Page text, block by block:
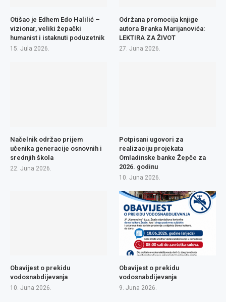
Otišao je Edhem Edo Halilić –
vizionar, veliki žepački
humanist i istaknuti poduzetnik
15. Jula 2026.
Održana promocija knjige
autora Branka Marijanovića:
LEKTIRA ZA ŽIVOT
27. Juna 2026.
Načelnik održao prijem
učenika generacije osnovnih i
srednjih škola
22. Juna 2026.
Potpisani ugovori za
realizaciju projekata
Omladinske banke Žepče za
2026. godinu
10. Juna 2026.
Obavijest o prekidu
vodosnabdijevanja
10. Juna 2026.
Obavijest o prekidu
vodosnabdijevanja
9. Juna 2026.